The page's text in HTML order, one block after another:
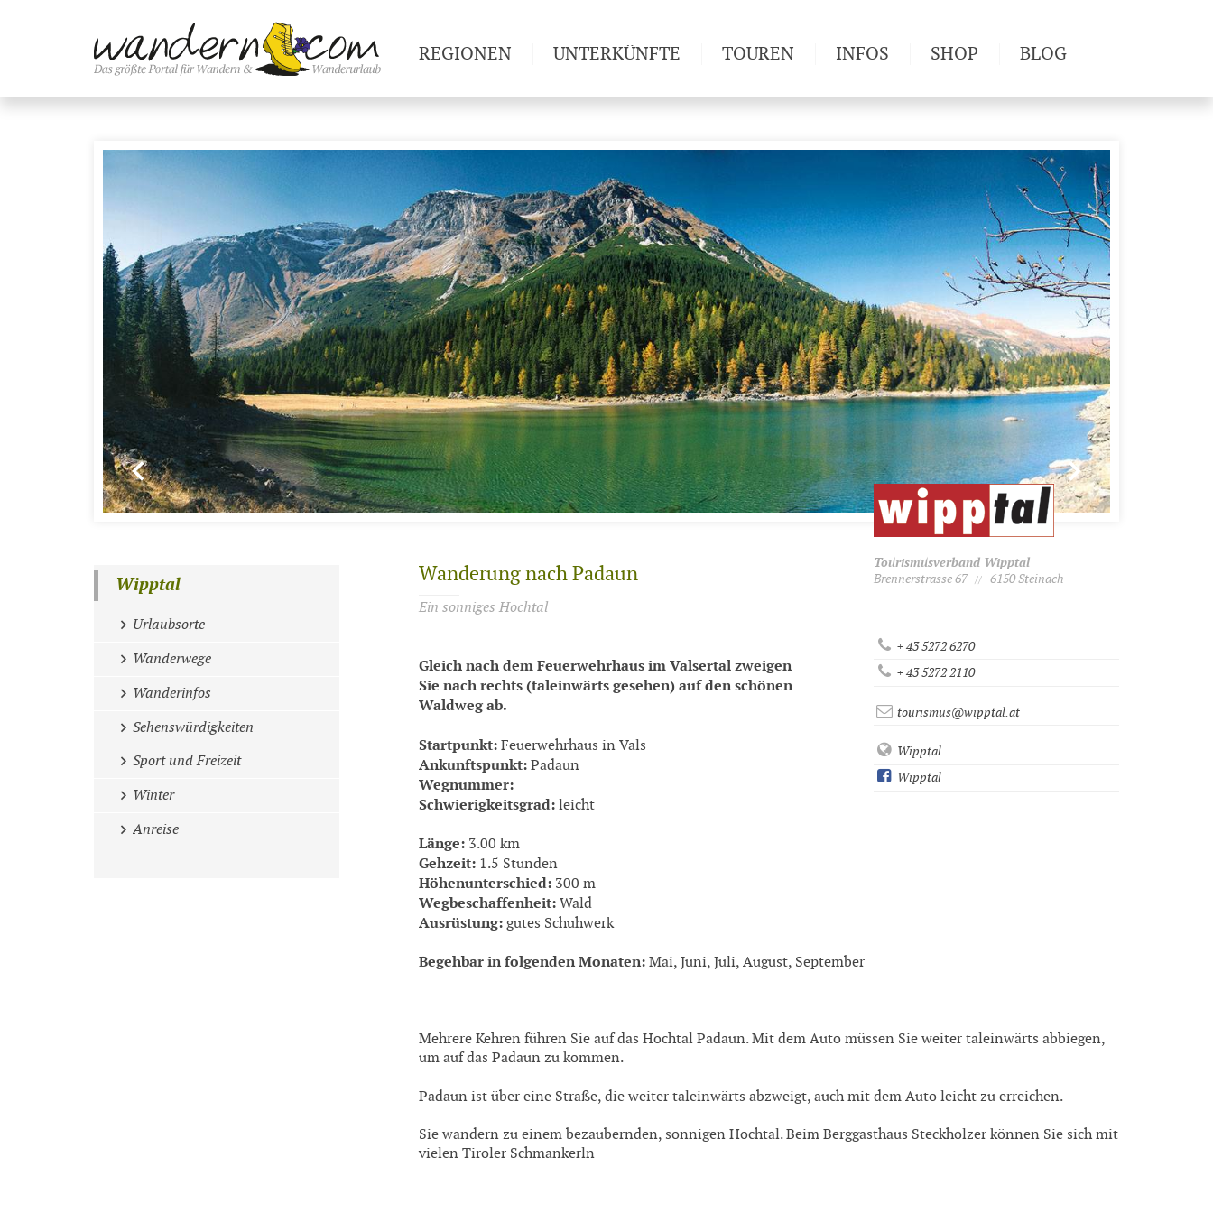
Wanderung nach Padaun
Ein sonniges Hochtal
Gleich nach dem Feuerwehrhaus im Valsertal zweigen
Sie nach rechts (taleinwärts gesehen) auf den schönen
Waldweg ab.
Startpunkt: Feuerwehrhaus in Vals
Ankunftspunkt: Padaun
Wegnummer:
Schwierigkeitsgrad: leicht
Länge: 3.00 km
Gehzeit: 1.5 Stunden
Höhenunterschied: 300 m
Wegbeschaffenheit: Wald
Ausrüstung: gutes Schuhwerk
Begehbar in folgenden Monaten: Mai, Juni, Juli, August, September
Mehrere Kehren führen Sie auf das Hochtal Padaun. Mit dem Auto müssen Sie weiter taleinwärts abbiegen,
um auf das Padaun zu kommen.
Padaun ist über eine Straße, die weiter taleinwärts abzweigt, auch mit dem Auto leicht zu erreichen.
Sie wandern zu einem bezaubernden, sonnigen Hochtal. Beim Berggasthaus Steckholzer können Sie sich mit
vielen Tiroler Schmankerln
Tourismusverband Wipptal
Brennerstrasse 67 // 6150 Steinach
+ 43 5272 6270
+ 43 5272 2110
tourismus@wipptal.at
Wipptal
Wipptal
Wipptal
Urlaubsorte
Wanderwege
Wanderinfos
Sehenswürdigkeiten
Sport und Freizeit
Winter
Anreise
REGIONEN UNTERKÜNFTE TOUREN INFOS
Newsletter
SHOP BLOG